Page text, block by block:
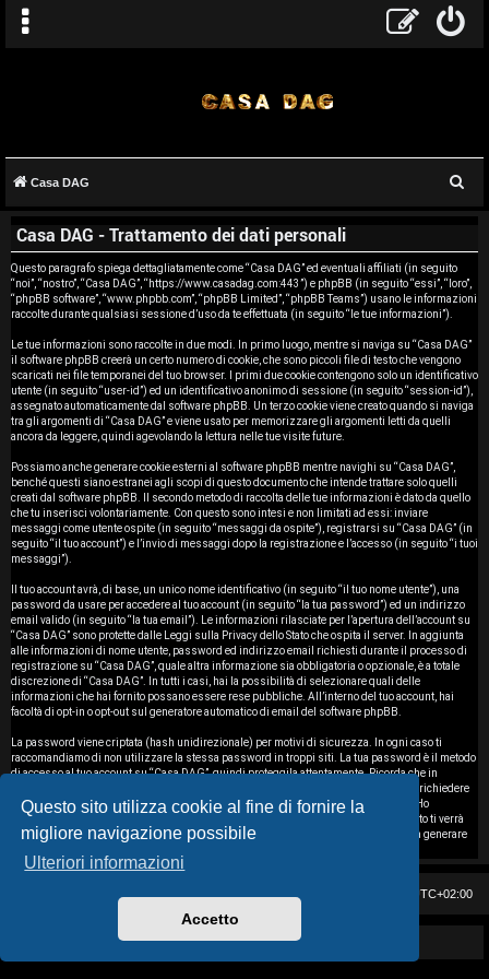
Questo sito utilizza cookie al fine di fornire la
migliore navigazione possibile
Ulteriori informazioni
Accetto
r
g
o
m
e
n
t
i
s
e
n
z
a
r
i
s
p
o
t
Casa DAG
a
Casa DAG - Trattamento dei dati personali
Questo paragrafo spiega dettagliatamente come “Casa DAG” ed eventuali affiliati (in seguito
“noi”, “nostro”, “Casa DAG”, “https://www.casadag.com:443”) e phpBB (in seguito “essi”, “loro”,
“phpBB software”, “www.phpbb.com”, “phpBB Limited”, “phpBB Teams”) usano le informazioni
raccolte durante qualsiasi sessione d’uso da te effettuata (in seguito “le tue informazioni”).
Le tue informazioni sono raccolte in due modi. In primo luogo, mentre si naviga su “Casa DAG”
il software phpBB creerà un certo numero di cookie, che sono piccoli file di testo che vengono
scaricati nei file temporanei del tuo browser. I primi due cookie contengono solo un identificativo
utente (in seguito “user-id”) ed un identificativo anonimo di sessione (in seguito “session-id”),
assegnato automaticamente dal software phpBB. Un terzo cookie viene creato quando si naviga
tra gli argomenti di “Casa DAG” e viene usato per memorizzare gli argomenti letti da quelli
ancora da leggere, quindi agevolando la lettura nelle tue visite future.
Possiamo anche generare cookie esterni al software phpBB mentre navighi su “Casa DAG”,
benché questi siano estranei agli scopi di questo documento che intende trattare solo quelli
creati dal software phpBB. Il secondo metodo di raccolta delle tue informazioni è dato da quello
che tu inserisci volontariamente. Con questo sono intesi e non limitati ad essi: inviare
messaggi come utente ospite (in seguito “messaggi da ospite”), registrarsi su “Casa DAG” (in
seguito “il tuo account”) e l’invio di messaggi dopo la registrazione e l’accesso (in seguito “i tuoi
messaggi”).
Il tuo account avrà, di base, un unico nome identificativo (in seguito “il tuo nome utente”), una
password da usare per accedere al tuo account (in seguito “la tua password”) ed un indirizzo
email valido (in seguito “la tua email”). Le informazioni rilasciate per l’apertura dell’account su
“Casa DAG” sono protette dalle Leggi sulla Privacy dello Stato che ospita il server. In aggiunta
alle informazioni di nome utente, password ed indirizzo email richiesti durante il processo di
registrazione su “Casa DAG”, quale altra informazione sia obbligatoria o opzionale, è a totale
discrezione di “Casa DAG”. In tutti i casi, hai la possibilità di selezionare quali delle
informazioni che hai fornito possano essere rese pubbliche. All’interno del tuo account, hai
facoltà di opt-in o opt-out sul generatore automatico di email del software phpBB.
La password viene criptata (hash unidirezionale) per motivi di sicurezza. In ogni caso ti
raccomandiamo di non utilizzare la stessa password in troppi siti. La tua password è il metodo
di accesso al tuo account su “Casa DAG”, quindi proteggila attentamente. Ricorda che in
nessuna circostanza affiliati di “Casa DAG”, phpBB o terzi possono legittimamente richiedere
la tua password. Nel caso dimenticassi la tua password, puoi utilizzare l’opzione “Ho
dimenticato la password” prevista dal software phpBB. Durante questo procedimento ti verrà
richiesto il tuo nome utente ed indirizzo email, in modo che il software phpBB possa generare
UTC+02:00
Powered by GIGI D'AGOSTINO